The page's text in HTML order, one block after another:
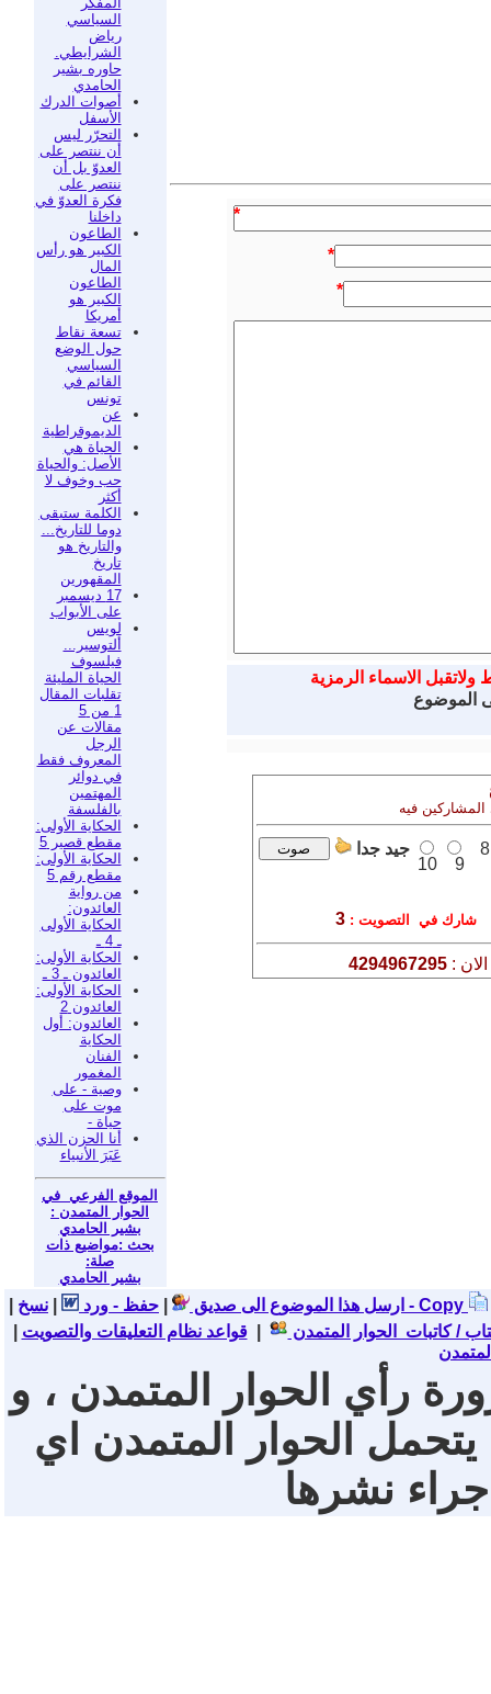
السياسي
رياض
الشرايطي.
حاوره بشير
الحامدي
أصوات الدرك
الأسفل
التحرّر ليس
أن ننتصر على
العدوّ بل أن
ننتصر على
فكرة العدوّ في
داخلنا
الطاعون
الكبير هو رأس
المال
الطاعون
الكبير هو
أمريكا
تسعة نقاط
حول الوضع
السياسي
القائم في
تونس
عن
الديموقراطية
الحياة هي
الأصل: والحياة
حب وخوف لا
أكثر
الكلمة ستبقى
دوما للتاريخ...
والتاريخ هو
تاريخ
المقهورين
17 ديسمبر
على الأبواب
لويس
ألتوسير...
فيلسوف
الحياة المليئة
تقلبات المقال
1 من 5
مقالات عن
الرجل
المعروف فقط
في دوائر
المهتمين
بالفلسفة
الحكاية الأولى:
مقطع قصير 5
الحكاية الأولى:
مقطع رقم 5
من رواية
العائدون:
الحكاية الأولى
ـ 4 ـ
الحكاية الأولى:
العائدون ـ 3 ـ
الحكاية الأولى:
العائدون 2
العائدون: أول
الحكاية
الفنان
المغمور
وصية - على
موت على
حياة -
أنا الحزن الذي
عَبَرَ الأنبياء
الموقع الفرعي في
الحوار المتمدن :
بشير الحامدي
بحث :مواضيع ذات
صلة:
بشير الحامدي
*
*
*
ولاتقبل الاسماء الرمزية
الموضوع
المشاركين فيه
8
9
10
جيد جدا
شارك في التصويت : 3
:
4294967295
ارسل هذا الموضوع الى صديق حفظ - ورد نسخ - Copy
/ كاتبات الحوار المتمدن |قواعد نظام التعليقات والتصويت
رأي الحوار المتمدن ، و
يتحمل الحوار المتمدن اي
جراء نشرها